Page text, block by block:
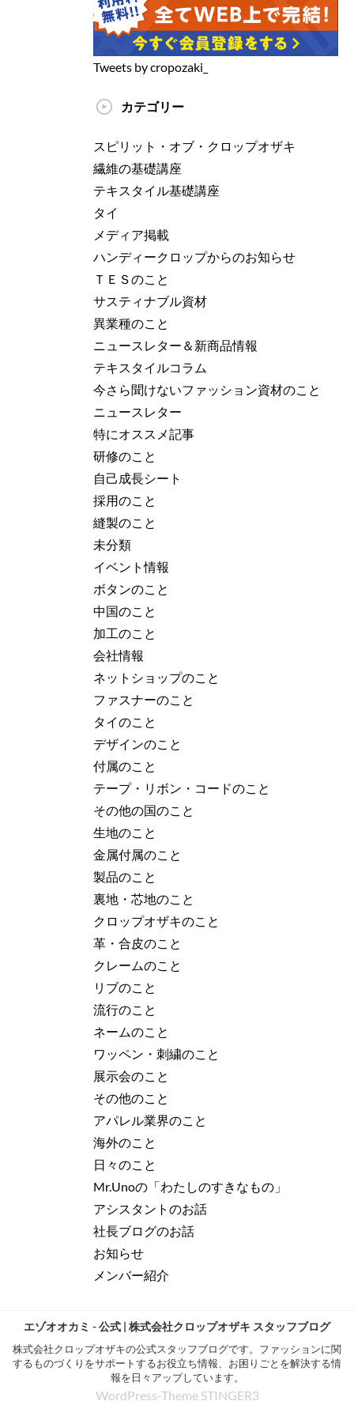
Tweets by cropozaki_
カテゴリー
スピリット・オブ・クロップオザキ
繊維の基礎講座
テキスタイル基礎講座
タイ
メディア掲載
ハンディークロップからのお知らせ
ＴＥＳのこと
サスティナブル資材
異業種のこと
ニュースレター＆新商品情報
テキスタイルコラム
今さら聞けないファッション資材のこと
ニュースレター
特にオススメ記事
研修のこと
自己成長シート
採用のこと
縫製のこと
未分類
イベント情報
ボタンのこと
中国のこと
加工のこと
会社情報
ネットショップのこと
ファスナーのこと
タイのこと
デザインのこと
付属のこと
テープ・リボン・コードのこと
その他の国のこと
生地のこと
金属付属のこと
製品のこと
裏地・芯地のこと
クロップオザキのこと
革・合皮のこと
クレームのこと
リブのこと
流行のこと
ネームのこと
ワッペン・刺繍のこと
展示会のこと
その他のこと
アパレル業界のこと
海外のこと
日々のこと
Mr.Unoの「わたしのすきなもの」
アシスタントのお話
社長ブログのお話
お知らせ
メンバー紹介
エゾオオカミ - 公式 | 株式会社クロップオザキ スタッフブログ
株式会社クロップオザキの公式スタッフブログです。ファッションに関
するものづくりをサポートするお役立ち情報、お困りごとを解決する情
報を日々アップしています。
WordPress-Theme STINGER3